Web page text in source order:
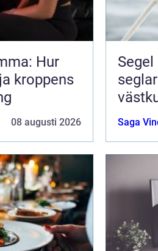
Hur
kroppens
08 augusti 2026
Segel
Saga